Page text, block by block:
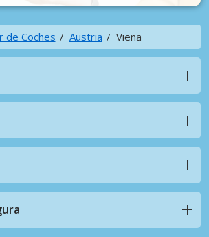
de Coches Austria Viena